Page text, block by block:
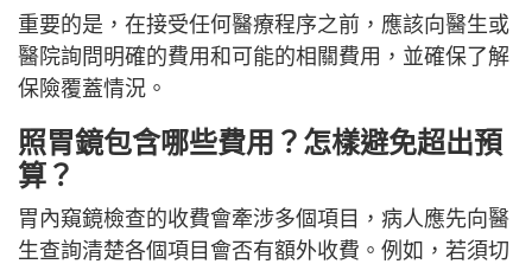
重要的是，在接受任何醫療程序之前，應該向醫生或
醫院詢問明確的費用和可能的相關費用，並確保了解
保險覆蓋情況。
照胃鏡包含哪些費用？怎樣避免超出預
算？
胃內窺鏡檢查的收費會牽涉多個項目，病人應先向醫
生查詢清楚各個項目會否有額外收費。例如，若須切